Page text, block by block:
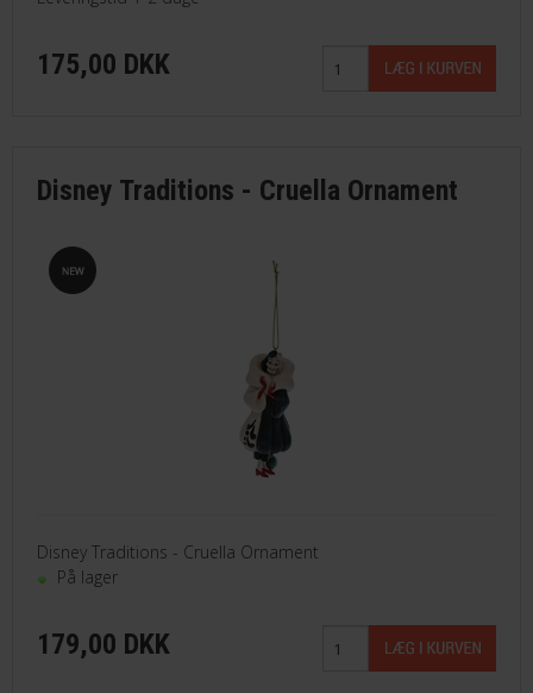
175,00 DKK
Disney Traditions - Cruella Ornament
Disney Traditions - Cruella Ornament
På lager
179,00 DKK